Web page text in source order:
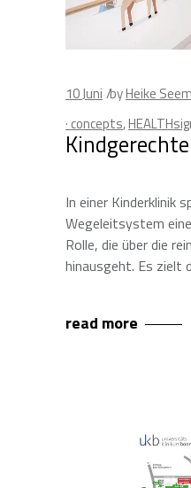
10Juni byHeike
· concepts,
In einer Kinderklinik
Wegeleitsystem
Rolle, die über die
hinausgeht. Es zielt
read more